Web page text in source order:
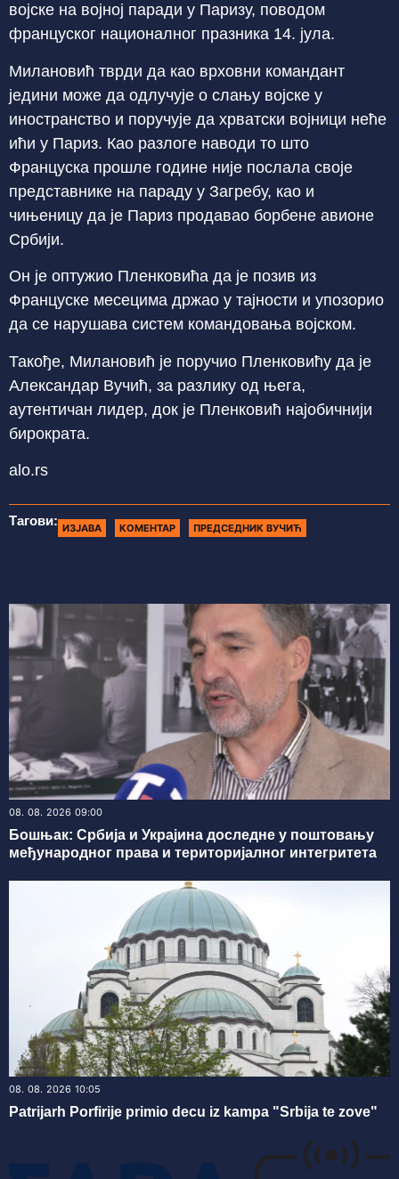
војске на војној паради у Паризу, поводом
француског националног празника 14. јула.
Милановић тврди да као врховни командант
једини може да одлучује о слању војске у
иностранство и поручује да хрватски војници неће
ићи у Париз. Као разлоге наводи то што
Француска прошле године није послала своје
представнике на параду у Загребу, као и
чињеницу да је Париз продавао борбене авионе
Србији.
Он је оптужио Пленковића да је позив из
Француске месецима држао у тајности и упозорио
да се нарушава систем командовања војском.
Такође, Милановић је поручио Пленковићу да је
Александар Вучић, за разлику од њега,
аутентичан лидер, док је Пленковић најобичнији
бирократа.
alo.rs
Тагови: ИЗЈАВА КОМЕНТАР ПРЕДСЕДНИК ВУЧИЋ
08. 08. 2026 09:00
Бошњак: Србија и Украјина доследне у поштовању
међународног права и територијалног интегритета
08. 08. 2026 10:05
Patrijarh Porfirije primio decu iz kampa "Srbija te zove"